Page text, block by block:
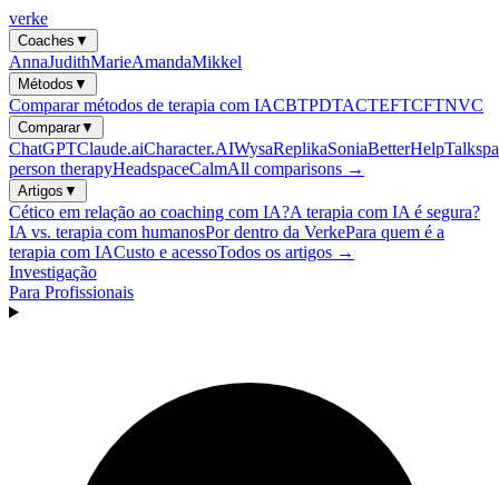
verke
Coaches ▼
AnnaJudithMarieAmandaMikkel
Métodos ▼
Comparar métodos de terapia com IACBTPDTACTEFTCFTNVC
Comparar▼
ChatGPTClaude.aiCharacter.AIWysaReplikaSoniaBetterHelp
person therapyHeadspaceCalmAll comparisons →
Artigos ▼
Cético em relação ao coaching com IA?A terapia com IA é segura?
IA vs. terapia com humanosPor dentro da VerkePara quem é a
terapia com IACusto e acessoTodos os artigos →
Investigação
Para Profissionais